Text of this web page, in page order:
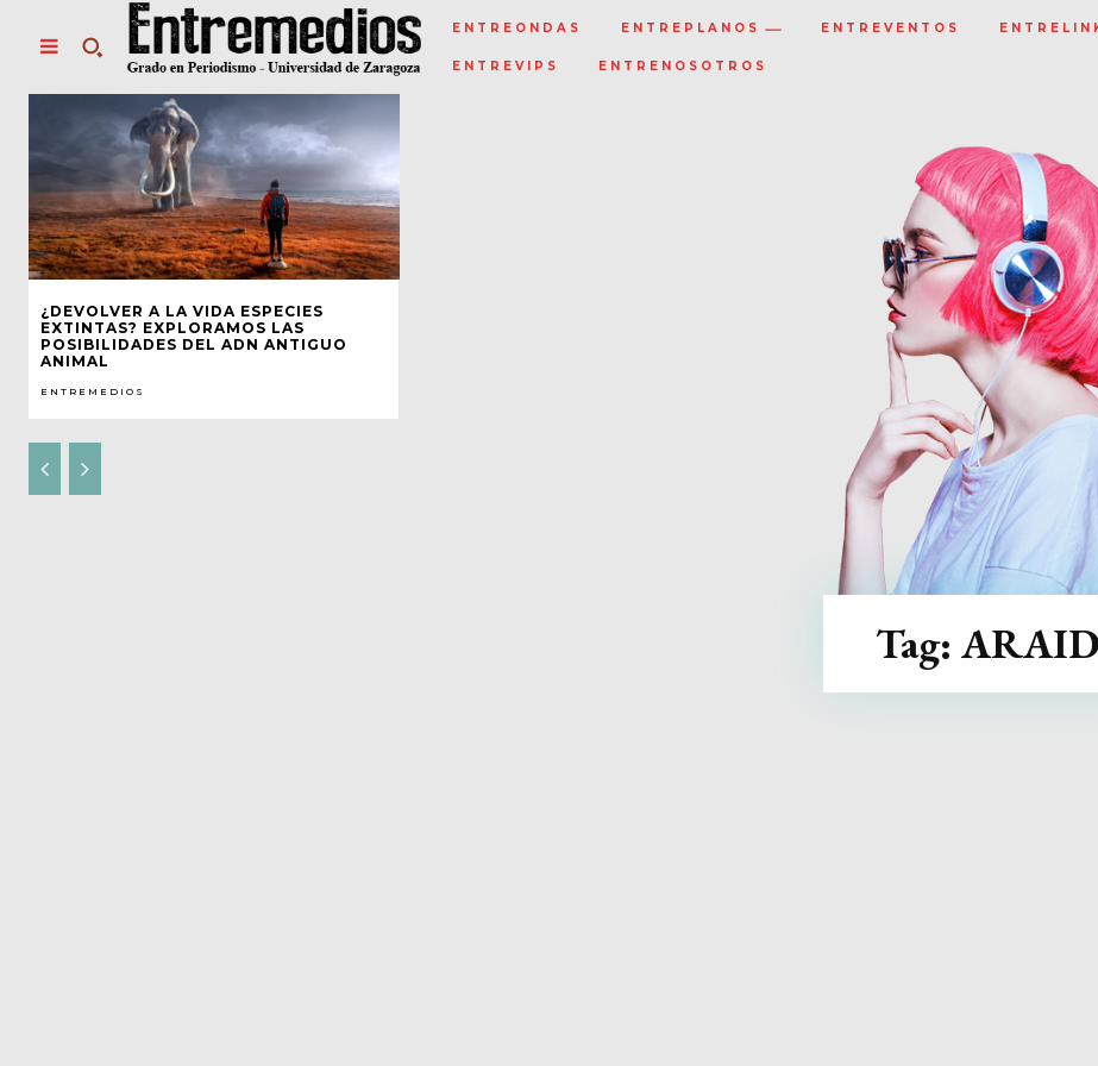
ENTREONDAS ENTREPLANOS ENTREVENTOS
ENTREVIPS ENTRENOSOTROS
¿DEVOLVER A LA VIDA ESPECIES
EXTINTAS? EXPLORAMOS LAS
POSIBILIDADES DEL ADN ANTIGUO
ANIMAL
ENTREMEDIOS
Tag: ARAID